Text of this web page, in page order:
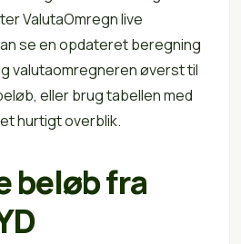
ValutaOmregn live
se en opdateret beregning
valutaomregneren øverst til
eller brug tabellen med
hurtigt overblik.
beløb fra